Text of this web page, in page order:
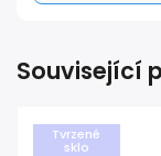
Související
Tvrzené
sklo